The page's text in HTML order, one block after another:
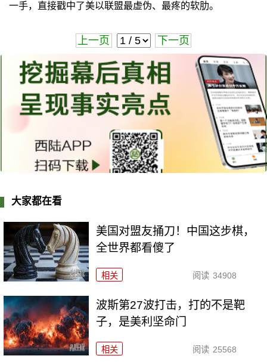
一手，直接戳中了美以联盟最虚伪、最疼的软肋。
上一页 下一页
大家都在看
美国对盟友捅刀！中国这步棋，
全世界都看傻了
相关 阅读 34908
波斯第27波打击，打的不是靶
子，是美利坚命门
相关 阅读 25568